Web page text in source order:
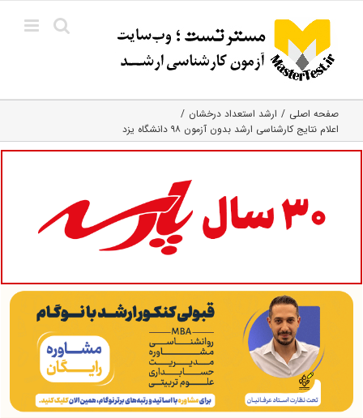
content
صفحه اصلی
ارشد استعداد درخشان
اعلام نتایج کارشناسی ارشد بدون آزمون ۹۸ دانشگاه یزد